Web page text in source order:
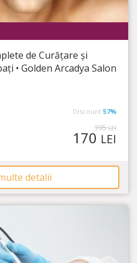
Rămas de Curățare și
• Golden Arcadya Salon
Discount 57%
395LEI
170 LEI
detalii